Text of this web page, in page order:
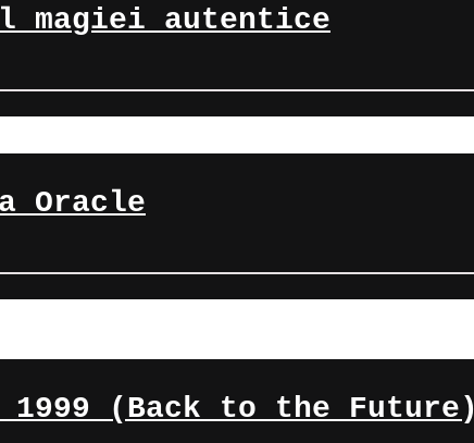
magiei autentice
Oracle
(Back to the Future)